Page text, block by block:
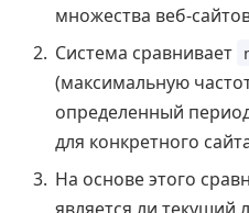
множества веб-
Система сравнивает
(максимальную
определенный
для конкретного
На основе этого